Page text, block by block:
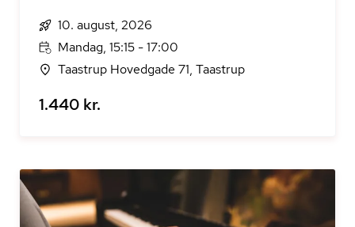
10. august, 2026
Mandag, 15:15 - 17:00
Taastrup Hovedgade 71, Taastrup
1.440 kr.